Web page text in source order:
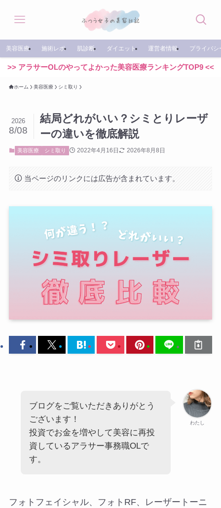
美容医療 施術レポ 肌診断 ダイエット 運営者情報 プライバシ
>> アラサーOLのやってよかった美容医療ランキングTOP9 <<
ホーム 美容医療 シミ取り
結局どれがいい？シミとりレーザ
ーの違いを徹底解説
2026
8/08
美容医療 シミ取り 2022年4月16日 2026年8月8日
当ページのリンクには広告が含まれています。
わたし
ブログをご覧いただきありがとう
ございます！
投資でお金を増やして美容に再投
資しているアラサー事務職OLで
す。
フォトフェイシャル、フォトRF、レーザートーニ